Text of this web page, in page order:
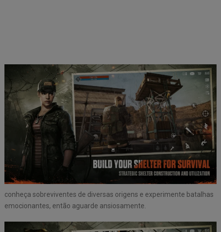
conheça sobreviventes de diversas origens e experimente batalhas
emocionantes, então aguarde ansiosamente.